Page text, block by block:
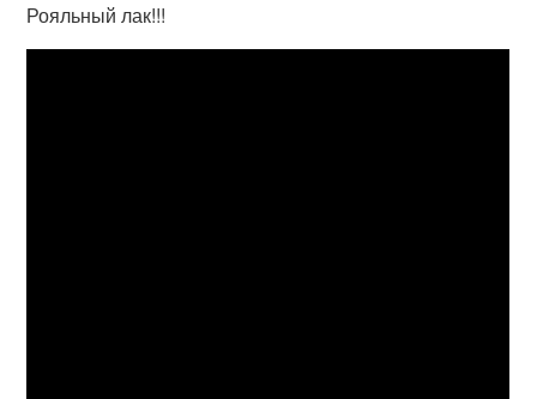
Рояльный лак!!!